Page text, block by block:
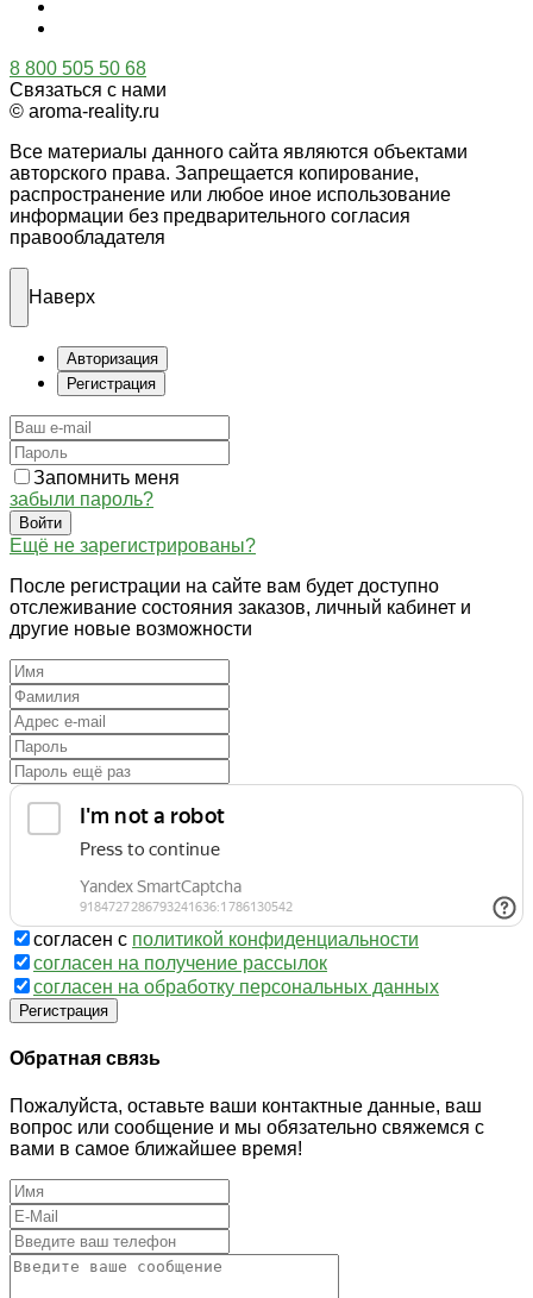
8 800 505 50 68
Связаться с нами
© aroma-reality.ru
Все материалы данного сайта являются объектами
авторского права. Запрещается копирование,
распространение или любое иное использование
информации без предварительного согласия
правообладателя
Наверх
Авторизация
Регистрация
Запомнить меня
забыли пароль?
Войти
Ещё не зарегистрированы?
После регистрации на сайте вам будет доступно
отслеживание состояния заказов, личный кабинет и
другие новые возможности
согласен с политикой конфиденциальности
согласен на получение рассылок
согласен на обработку персональных данных
Регистрация
Обратная связь
Пожалуйста, оставьте ваши контактные данные, ваш
вопрос или сообщение и мы обязательно свяжемся с
вами в самое ближайшее время!